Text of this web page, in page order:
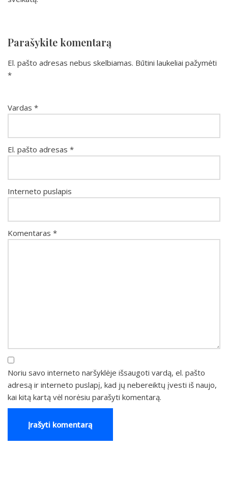
Parašykite komentarą
El. pašto adresas nebus skelbiamas. Būtini laukeliai pažymėti
*
Vardas *
El. pašto adresas *
Interneto puslapis
Komentaras *
Noriu savo interneto naršyklėje išsaugoti vardą, el. pašto
adresą ir interneto puslapį, kad jų nebereiktų įvesti iš naujo,
kai kitą kartą vėl norėsiu parašyti komentarą.